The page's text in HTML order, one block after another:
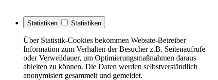
Statistiken Statistiken
Über Statistik-Cookies bekommen Website-Betreiber
Information zum Verhalten der Besucher z.B. Seitenaufrufe
oder Verweildauer, um Optimierungsmaßnahmen daraus
ableiten zu können. Die Daten werden selbstverständlich
anonymisiert gesammelt und gemeldet.